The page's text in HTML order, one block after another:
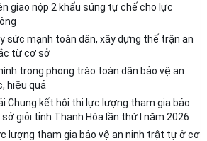
giao nộp 2 khẩu súng tự chế cho lực
sức mạnh toàn dân, xây dựng thế trận an
từ cơ sở
trong phong trào toàn dân bảo vệ an
hiệu quả
Chung kết hội thi lực lượng tham gia bảo
giỏi tỉnh Thanh Hóa lần thứ I năm 2026
lượng tham gia bảo vệ an ninh trật tự ở cơ